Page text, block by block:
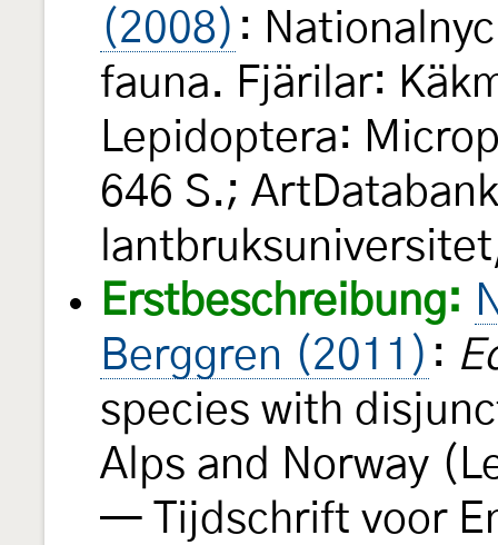
(2008) :
fauna. Fjärilar:
Lepidoptera:
646 S.;
Erstbeschreibung:
Berggren (2011) :
species with
Alps and Norway
— Tijdschrift voor